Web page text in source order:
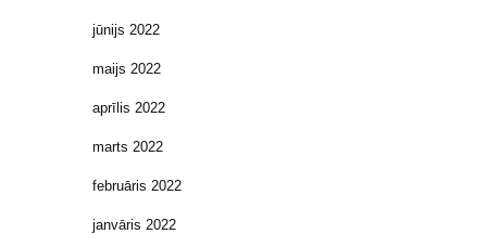
jūnijs 2022
maijs 2022
aprīlis 2022
marts 2022
februāris 2022
janvāris 2022